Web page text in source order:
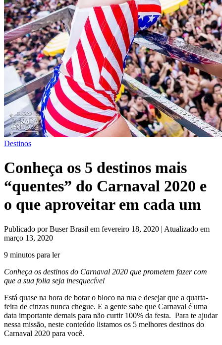
Destinos
Conheça os 5 destinos mais
“quentes” do Carnaval 2020 e
o que aproveitar em cada um
Publicado por Buser Brasil em fevereiro 18, 2020 | Atualizado em
março 13, 2020
9 minutos para ler
Conheça os destinos do Carnaval 2020 que prometem fazer com
que a sua folia seja inesquecível
Está quase na hora de botar o bloco na rua e desejar que a quarta-
feira de cinzas nunca chegue. E a gente sabe que Carnaval é uma
data importante demais para não curtir 100% da festa. Para te ajudar
nessa missão, neste conteúdo listamos os 5 melhores destinos do
Carnaval 2020 para você.